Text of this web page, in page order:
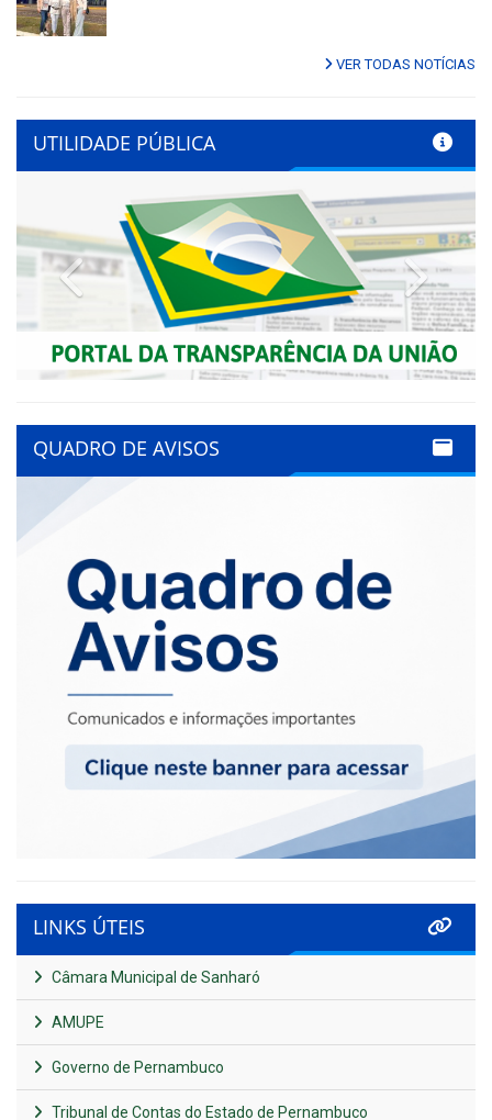
VER TODAS NOTÍCIAS
UTILIDADE PÚBLICA
Previous Next
QUADRO DE AVISOS
LINKS ÚTEIS
Câmara Municipal de Sanharó
AMUPE
Governo de Pernambuco
Tribunal de Contas do Estado de Pernambuco